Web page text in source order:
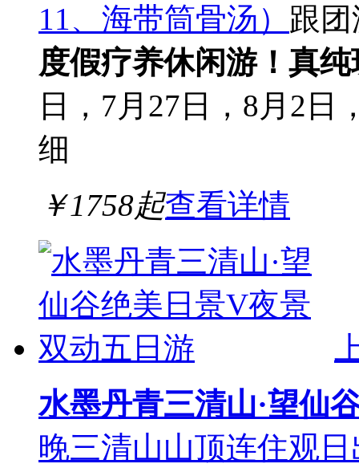
11、海带筒骨汤） 跟
度假疗养休闲游！真纯
日，7月27日，8月2日
细
￥1758起查看详情
水墨丹青三清山·望仙
晚三清山山顶连住观